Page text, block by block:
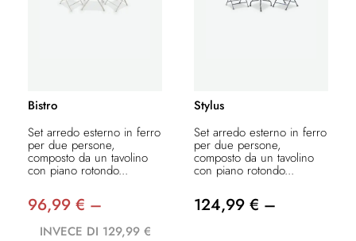
Bistro
Set arredo esterno in ferro
per due persone,
composto da un tavolino
con piano rotondo...
96,99 € –
INVECE DI 129,99 €
Stylus
Set arredo esterno in ferro
per due persone,
composto da un tavolino
con piano rotondo...
124,99 € –